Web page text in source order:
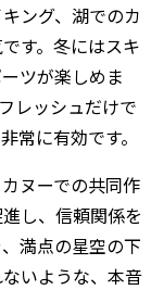
ング、湖でのカ
す。冬にはスキ
ツが楽しめま
レッシュだけで
常に有効です。
ヌーでの共同作
し、信頼関係を
満点の星空の下
いような、本音